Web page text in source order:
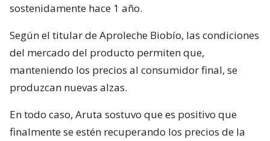
sostenidamente hace 1 año.
Según el titular de Aproleche Biobío, las condiciones
del mercado del producto permiten que,
manteniendo los precios al consumidor final, se
produzcan nuevas alzas.
En todo caso, Aruta sostuvo que es positivo que
finalmente se estén recuperando los precios de la